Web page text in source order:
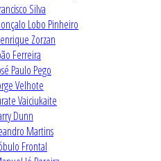
Silva
Lobo Pinheiro
Zorzan
Ferreira
Paulo Pego
Velhote
Vaiciukaite
Dunn
Martins
Frontal